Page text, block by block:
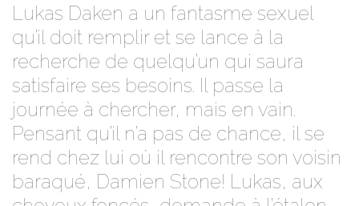
Lukas Daken a un fantasme sexuel
qu’il doit remplir et se lance à la
recherche de quelqu’un qui saura
satisfaire ses besoins. Il passe la
journée à chercher, mais en vain.
Pensant qu’il n’a pas de chance, il se
rend chez lui où il rencontre son voisin
baraqué, Damien Stone! Lukas, aux